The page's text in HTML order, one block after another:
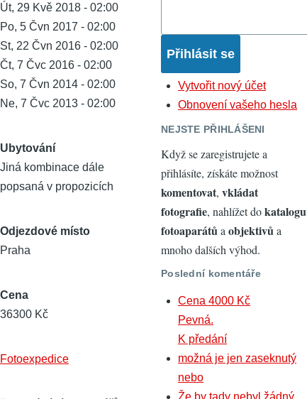
Út, 29 Kvě 2018 - 02:00
Po, 5 Čvn 2017 - 02:00
St, 22 Čvn 2016 - 02:00
Čt, 7 Čvc 2016 - 02:00
So, 7 Čvn 2014 - 02:00
Ne, 7 Čvc 2013 - 02:00
Ubytování
Jiná kombinace dále
popsaná v propozicích
Odjezdové místo
Praha
Cena
36300 Kč
Fotoexpedice
Vytvořit nový účet
Obnovení vašeho hesla
NEJSTE PŘIHLÁŠENI
Když se zaregistrujete a
přihlásíte, získáte možnost
komentovat, vkládat
fotografie, nahlížet dokatalogu
fotoaparátůa objektivůa
mnoho dalších výhod.
Poslední komentáře
Cena 4000 Kč
Pevná.
K předání
možná je jen zaseknutý
nebo
Že by tady nebyl žádný